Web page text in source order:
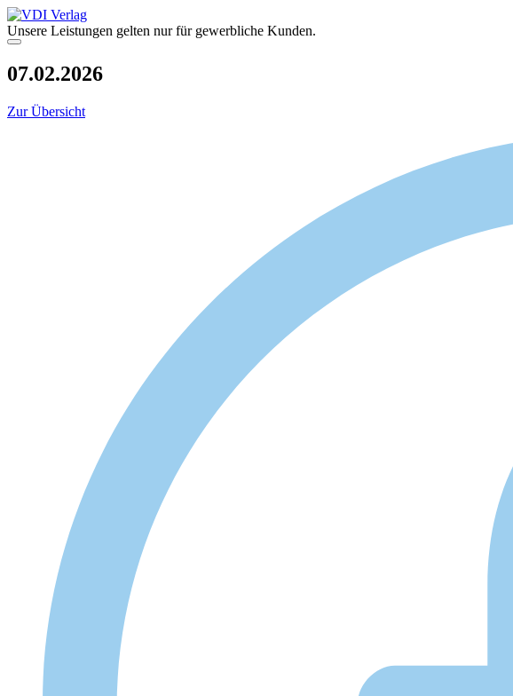
Zum
Inhalt
springen
Unsere Leistungen gelten nur für gewerbliche Kunden.
Menü
07.02.2026
Zur Übersicht